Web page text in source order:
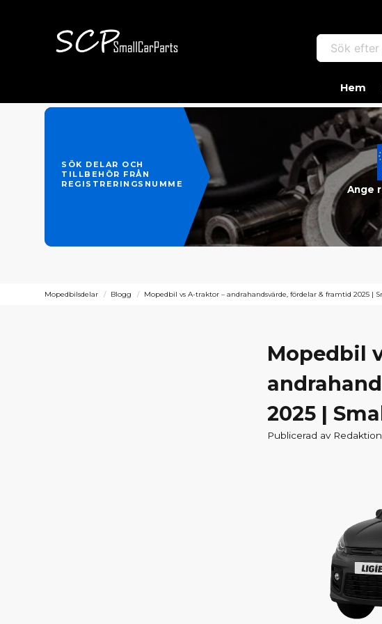
Sök efter
Hem
SÖK DELAR OCH
TILLBEHÖR FRÅN
REGISTRERINGSNUMMER
Ange
Mopedbilsdelar Blogg Mopedbil vs A-traktor – andrahandsvärde, fördelar & framtid 2025 |
Mopedbil
2025 |
Publicerad av